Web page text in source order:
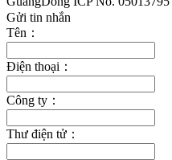
Gửi tin nhắn
Tên：
Điện thoại：
Công ty：
Thư điện tử：